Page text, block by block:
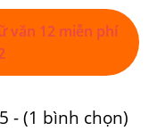
văn 12 miễn phí
- (1 bình chọn)